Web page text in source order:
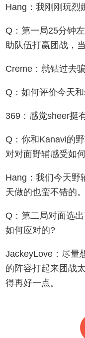
Hang：我刚刚玩烈
Q：第一局25分钟
助队伍打赢团战，
Creme：就钻过去
Q：如何评价今天
369：感觉sheer挺
Q：你和Kanavi的
对对面野辅感受如
Hang：我们今天野
天做的也蛮不错的。
Q：第二局对面选
如何应对的?
JackeyLove：尽量
的阵容打起来团战
得再好一点。